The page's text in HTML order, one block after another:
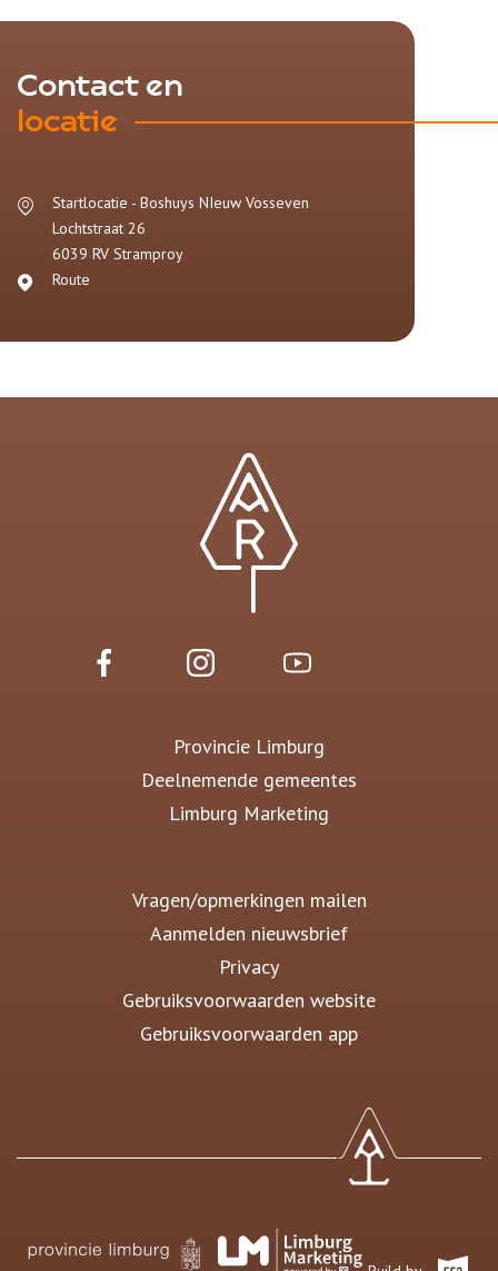
Contact en
locatie
Startlocatie - Boshuys NIeuw Vosseven
Lochtstraat 26
6039 RV Stramproy
Route
Provincie Limburg
Deelnemende gemeentes
Limburg Marketing
Vragen/opmerkingen mailen
Aanmelden nieuwsbrief
Privacy
Gebruiksvoorwaarden website
Gebruiksvoorwaarden app